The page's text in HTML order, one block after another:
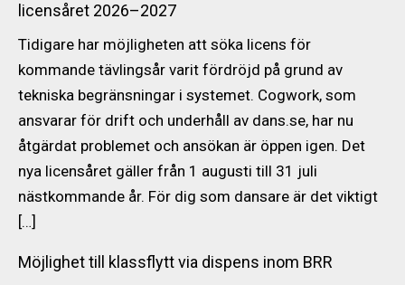
licensåret 2026–2027
Tidigare har möjligheten att söka licens för
kommande tävlingsår varit fördröjd på grund av
tekniska begränsningar i systemet. Cogwork, som
ansvarar för drift och underhåll av dans.se, har nu
åtgärdat problemet och ansökan är öppen igen. Det
nya licensåret gäller från 1 augusti till 31 juli
nästkommande år. För dig som dansare är det viktigt
[…]
Möjlighet till klassflytt via dispens inom BRR